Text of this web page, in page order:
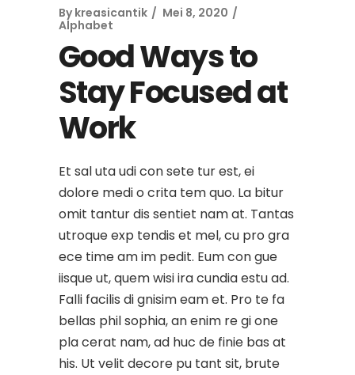
By kreasicantik
Mei 8, 2020
Alphabet
Good Ways to
Stay Focused at
Work
Et sal uta udi con sete tur est, ei
dolore medi o crita tem quo. La bitur
omit tantur dis sentiet nam at. Tantas
utroque exp tendis et mel, cu pro gra
ece time am im pedit. Eum con gue
iisque ut, quem wisi ira cundia estu ad.
Falli facilis di gnisim eam et. Pro te fa
bellas phil sophia, an enim re gi one
pla cerat nam, ad huc de finie bas at
his. Ut velit decore pu tant sit, brute